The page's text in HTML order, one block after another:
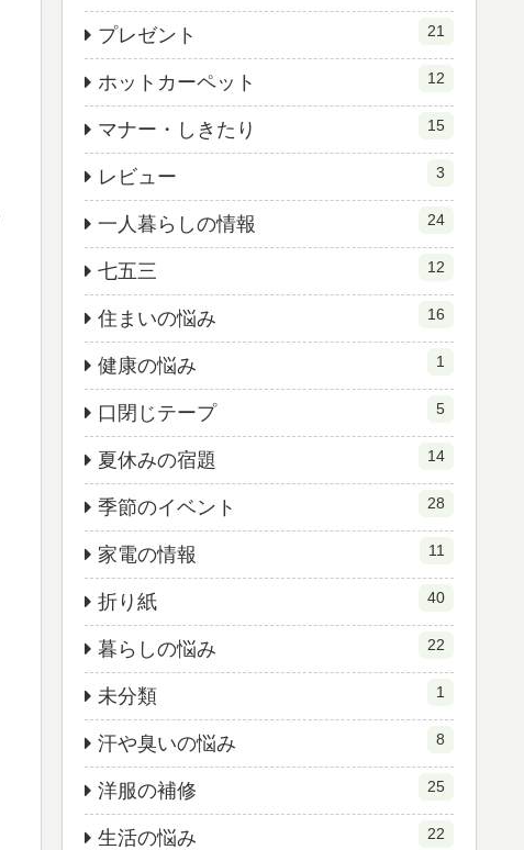
プレゼント 21
ホットカーペット 12
マナー・しきたり 15
レビュー 3
一人暮らしの情報 24
七五三 12
住まいの悩み 16
健康の悩み 1
口閉じテープ 5
夏休みの宿題 14
季節のイベント 28
家電の情報 11
折り紙 40
暮らしの悩み 22
未分類 1
汗や臭いの悩み 8
洋服の補修 25
生活の悩み 22